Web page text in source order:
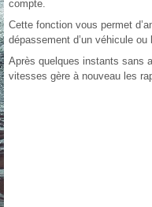
compte.
Cette fonction vous permet
dépassement d’un véhicule ou
Après quelques instants sans
vitesses gère à nouveau les